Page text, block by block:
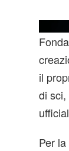
il
di
Per